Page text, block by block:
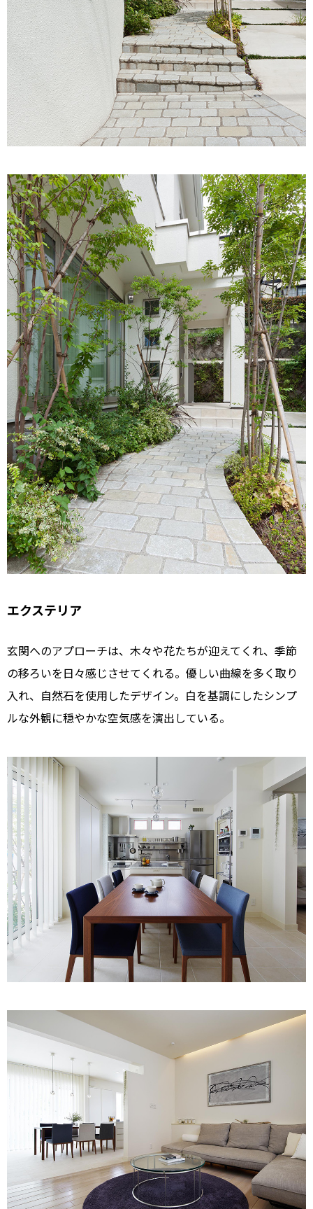
エクステリア
玄関へのアプローチは、木々や花たちが迎えてくれ、季節
の移ろいを日々感じさせてくれる。優しい曲線を多く取り
入れ、自然石を使用したデザイン。白を基調にしたシンプ
ルな外観に穏やかな空気感を演出している。